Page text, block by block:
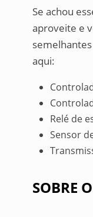
Se achou
aproveite e
aqui:
Relé de
Sensor
SOBRE